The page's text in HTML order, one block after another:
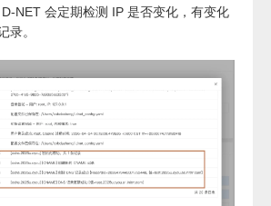
NET 会定期检测 IP 是否变化，有变化
录。